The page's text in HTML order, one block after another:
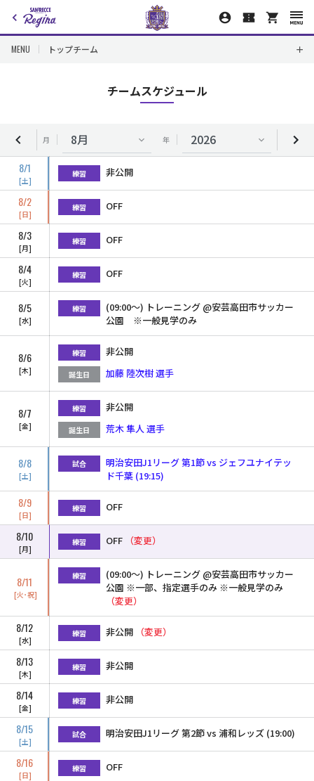
MENU トップチーム
チームスケジュール
月 年
8/1
土
練習 非公開
8/2
日
練習 OFF
8/3
月
練習 OFF
8/4
火
練習 OFF
8/5
水
練習
(09:00〜) トレーニング @安芸高田市サッカー
公園 ※一般見学のみ
8/6
木
練習 非公開
誕生日 加藤 陸次樹 選手
8/7
金
練習 非公開
誕生日 荒木 隼人 選手
8/8
土
試合
明治安田J1リーグ 第1節 vs ジェフユナイテッ
ド千葉 (19:15)
8/9
日
練習 OFF
8/10
月
練習 OFF （変更）
8/11
火･祝
練習
(09:00〜) トレーニング @安芸高田市サッカー
公園 ※一部、指定選手のみ ※一般見学のみ
（変更）
8/12
水
練習 非公開 （変更）
8/13
木
練習 非公開
8/14
金
練習 非公開
8/15
土
試合 明治安田J1リーグ 第2節 vs 浦和レッズ (19:00)
8/16
日
練習 OFF